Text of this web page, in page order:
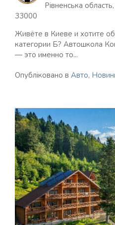
Рівненська
33000
Живёте в Киеве и хотите
категории Б? Автошкола
— это именно то...
Опубліковано в Авто,